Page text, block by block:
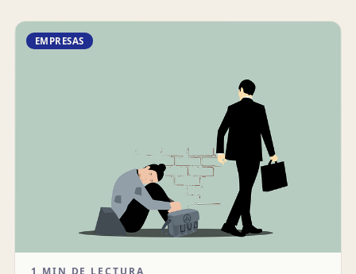
EMPRESAS